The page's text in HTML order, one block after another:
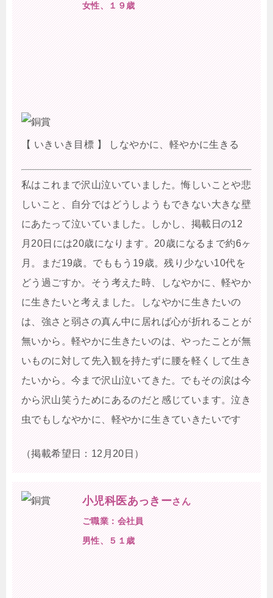
女性、１９歳
【 いきいき目標 】 しなやかに、軽やかに生きる
私はこれまで沢山泣いていました。悔しいことや悲
しいこと、自分ではどうしようもできない大きな壁
にあたって泣いていました。しかし、掲載日の12
月20日には20歳になります。20歳になるまで約6ヶ
月。まだ19歳。でももう19歳。残り少ない10代を
どう過ごすか。そう考えた時、しなやかに、軽やか
に生きたいと考えました。しなやかに生きたいの
は、強さと弱さの真ん中に居れば心が折れることが
無いから。軽やかに生きたいのは、やったことが無
いものに対して先入観を持たずに腰を軽くして生き
たいから。今まで沢山泣いてきた。でもその涙は今
から沢山笑うためにあるのだと感じています。泣き
虫でもしなやかに、軽やかに生きていきたいです
（掲載希望日：12月20日）
小児科医あっきーさん
ご職業：会社員
男性、５１歳